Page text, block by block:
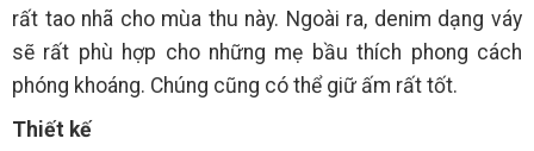
rất tao nhã cho mùa thu này. Ngoài ra, denim dạng váy
sẽ rất phù hợp cho những mẹ bầu thích phong cách
phóng khoáng. Chúng cũng có thể giữ ấm rất tốt.
Thiết kế